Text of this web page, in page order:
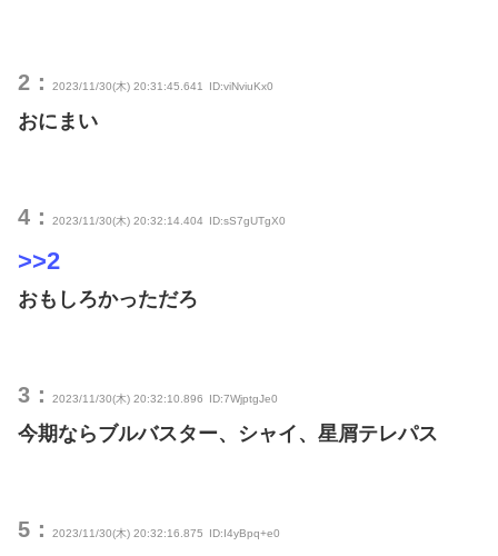
2： 2023/11/30(木) 20:31:45.641 ID:viNviuKx0
おにまい
4： 2023/11/30(木) 20:32:14.404 ID:sS7gUTgX0
>>2
おもしろかっただろ
3： 2023/11/30(木) 20:32:10.896 ID:7WjptgJe0
今期ならブルバスター、シャイ、星屑テレパス
5： 2023/11/30(木) 20:32:16.875 ID:I4yBpq+e0